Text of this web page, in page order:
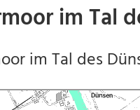
im Tal
im Tal des